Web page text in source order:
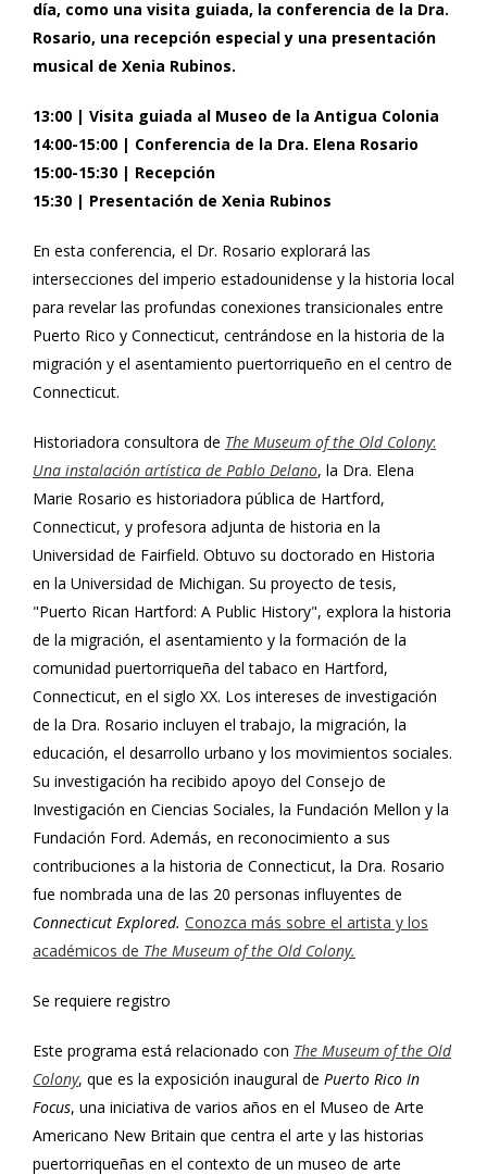
día, como una visita guiada, la conferencia de la Dra.
Rosario, una recepción especial y una presentación
musical de Xenia Rubinos.
13:00 | Visita guiada al Museo de la Antigua Colonia
14:00-15:00 | Conferencia de la Dra. Elena Rosario
15:00-15:30 | Recepción
15:30 | Presentación de Xenia Rubinos
En esta conferencia, el Dr. Rosario explorará las
intersecciones del imperio estadounidense y la historia local
para revelar las profundas conexiones transicionales entre
Puerto Rico y Connecticut, centrándose en la historia de la
migración y el asentamiento puertorriqueño en el centro de
Connecticut.
Historiadora consultora de The Museum of the Old Colony:
Una instalación artística de Pablo Delano, la Dra. Elena
Marie Rosario es historiadora pública de Hartford,
Connecticut, y profesora adjunta de historia en la
Universidad de Fairfield. Obtuvo su doctorado en Historia
en la Universidad de Michigan. Su proyecto de tesis,
"Puerto Rican Hartford: A Public History", explora la historia
de la migración, el asentamiento y la formación de la
comunidad puertorriqueña del tabaco en Hartford,
Connecticut, en el siglo XX. Los intereses de investigación
de la Dra. Rosario incluyen el trabajo, la migración, la
educación, el desarrollo urbano y los movimientos sociales.
Su investigación ha recibido apoyo del Consejo de
Investigación en Ciencias Sociales, la Fundación Mellon y la
Fundación Ford. Además, en reconocimiento a sus
contribuciones a la historia de Connecticut, la Dra. Rosario
fue nombrada una de las 20 personas influyentes de
Connecticut Explored. Conozca más sobre el artista y los
académicos de The Museum of the Old Colony.
Se requiere registro
Este programa está relacionado con The Museum of the Old
Colony, que es la exposición inaugural de Puerto Rico In
Focus, una iniciativa de varios años en el Museo de Arte
Americano New Britain que centra el arte y las historias
puertorriqueñas en el contexto de un museo de arte